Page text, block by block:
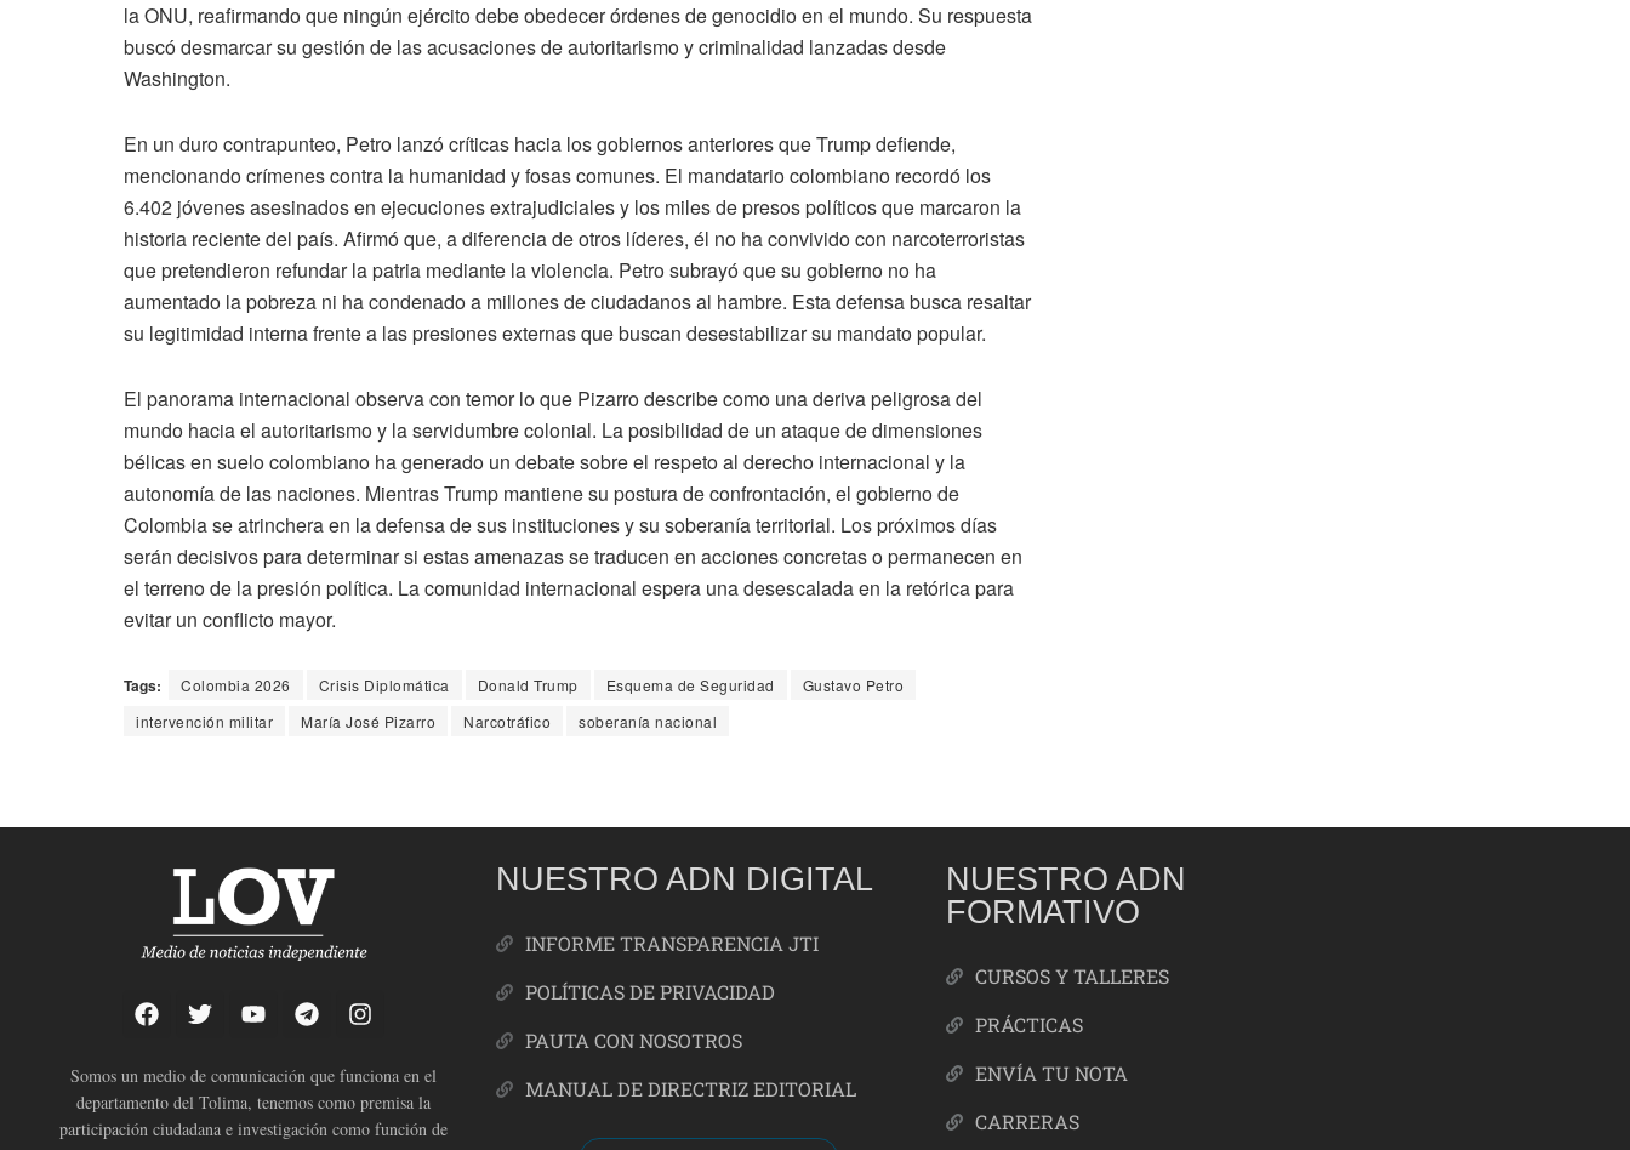
la ONU, reafirmando que ningún ejército debe obedecer órdenes de genocidio en el mundo. Su respuesta
buscó desmarcar su gestión de las acusaciones de autoritarismo y criminalidad lanzadas desde
Washington.
En un duro contrapunteo, Petro lanzó críticas hacia los gobiernos anteriores que Trump defiende,
mencionando crímenes contra la humanidad y fosas comunes. El mandatario colombiano recordó los
6.402 jóvenes asesinados en ejecuciones extrajudiciales y los miles de presos políticos que marcaron la
historia reciente del país. Afirmó que, a diferencia de otros líderes, él no ha convivido con narcoterroristas
que pretendieron refundar la patria mediante la violencia. Petro subrayó que su gobierno no ha
aumentado la pobreza ni ha condenado a millones de ciudadanos al hambre. Esta defensa busca resaltar
su legitimidad interna frente a las presiones externas que buscan desestabilizar su mandato popular.
El panorama internacional observa con temor lo que Pizarro describe como una deriva peligrosa del
mundo hacia el autoritarismo y la servidumbre colonial. La posibilidad de un ataque de dimensiones
bélicas en suelo colombiano ha generado un debate sobre el respeto al derecho internacional y la
autonomía de las naciones. Mientras Trump mantiene su postura de confrontación, el gobierno de
Colombia se atrinchera en la defensa de sus instituciones y su soberanía territorial. Los próximos días
serán decisivos para determinar si estas amenazas se traducen en acciones concretas o permanecen en
el terreno de la presión política. La comunidad internacional espera una desescalada en la retórica para
evitar un conflicto mayor.
Tags: Colombia 2026 Crisis Diplomática Donald Trump Esquema de Seguridad
Gustavo Petro
intervención militar
María José Pizarro Narcotráfico soberanía nacional
Somos un medio de comunicación que funciona en el
departamento del Tolima, tenemos como premisa la
participación ciudadana e investigación como función de
NUESTRO ADN DIGITAL
INFORME TRANSPARENCIA JTI
POLÍTICAS DE PRIVACIDAD
PAUTA CON NOSOTROS
MANUAL DE DIRECTRIZ EDITORIAL
NUESTRO ADN
FORMATIVO
CURSOS Y TALLERES
PRÁCTICAS
ENVÍA TU NOTA
CARRERAS